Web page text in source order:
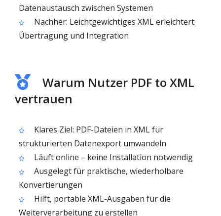
Datenaustausch zwischen Systemen
Nachher: Leichtgewichtiges XML erleichtert
Übertragung und Integration
Warum Nutzer PDF to XML
vertrauen
Klares Ziel: PDF-Dateien in XML für
strukturierten Datenexport umwandeln
Läuft online – keine Installation notwendig
Ausgelegt für praktische, wiederholbare
Konvertierungen
Hilft, portable XML-Ausgaben für die
Weiterverarbeitung zu erstellen